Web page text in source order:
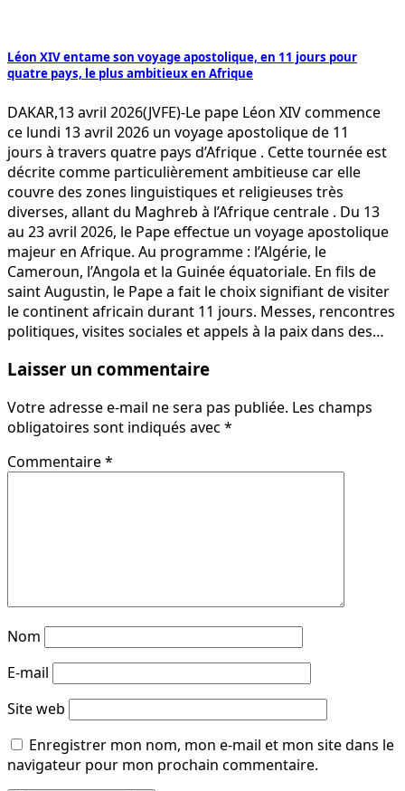
Léon XIV entame son voyage apostolique, en 11 jours pour
quatre pays, le plus ambitieux en Afrique
DAKAR,13 avril 2026(JVFE)-Le pape Léon XIV commence
ce lundi 13 avril 2026 un voyage apostolique de 11
jours à travers quatre pays d’Afrique . Cette tournée est
décrite comme particulièrement ambitieuse car elle
couvre des zones linguistiques et religieuses très
diverses, allant du Maghreb à l’Afrique centrale . Du 13
au 23 avril 2026, le Pape effectue un voyage apostolique
majeur en Afrique. Au programme : l’Algérie, le
Cameroun, l’Angola et la Guinée équatoriale. En fils de
saint Augustin, le Pape a fait le choix signifiant de visiter
le continent africain durant 11 jours. Messes, rencontres
politiques, visites sociales et appels à la paix dans des…
Laisser un commentaire
Votre adresse e-mail ne sera pas publiée. Les champs
obligatoires sont indiqués avec *
Commentaire*
Nom
E-mail
Site web
Enregistrer mon nom, mon e-mail et mon site dans le
navigateur pour mon prochain commentaire.